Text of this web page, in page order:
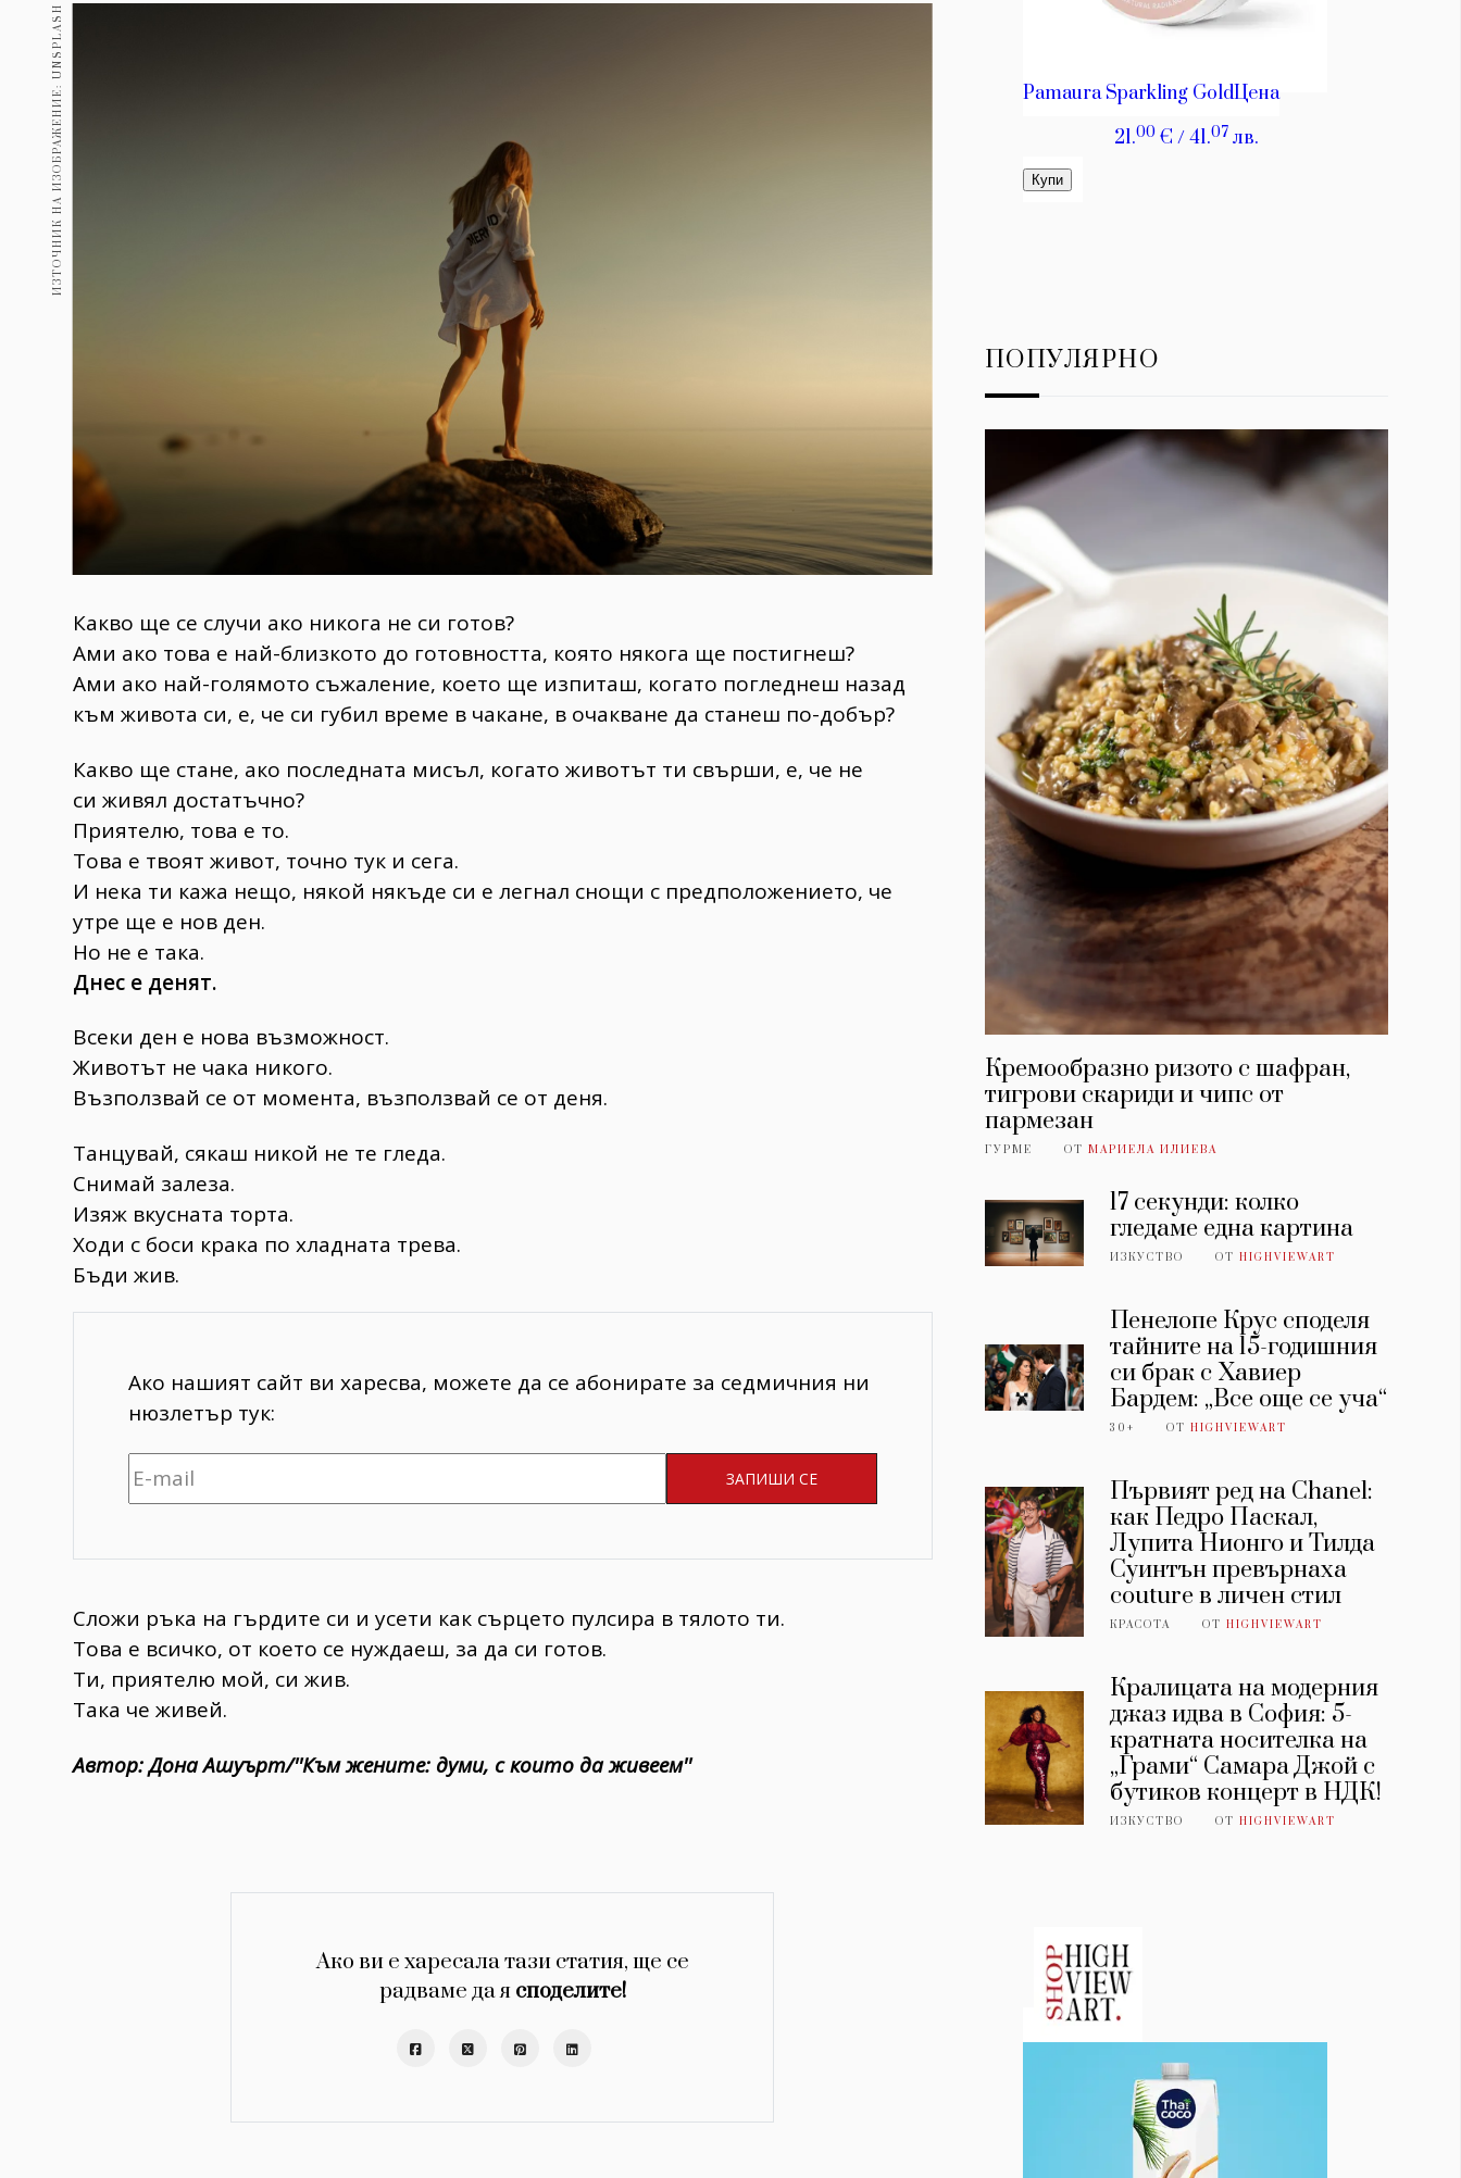
Пътувай
Здраве
Gentlemen
Wellness
ИЗТОЧНИК НА ИЗОБРАЖЕНИЕ: UNSPLASH
Какво ще се случи ако никога не си готов?
Ами ако това е най-близкото до готовността, която някога ще постигнеш?
Ами ако най-голямото съжаление, което ще изпиташ, когато погледнеш назад
към живота си, е, че си губил време в чакане, в очакване да станеш по-добър?
Какво ще стане, ако последната мисъл, когато животът ти свърши, е, че не
си живял достатъчно?
Приятелю, това е то.
Това е твоят живот, точно тук и сега.
И нека ти кажа нещо, някой някъде си е легнал снощи с предположението, че
утре ще е нов ден.
Но не е така.
Днес е денят.
Всеки ден е нова възможност.
Животът не чака никого.
Възползвай се от момента, възползвай се от деня.
Танцувай, сякаш никой не те гледа.
Снимай залеза.
Изяж вкусната торта.
Ходи с боси крака по хладната трева.
Бъди жив.
Ако нашият сайт ви харесва, можете да се абонирате за седмичния ни
нюзлетър тук:
Сложи ръка на гърдите си и усети как сърцето пулсира в тялото ти.
Това е всичко, от което се нуждаеш, за да си готов.
Ти, приятелю мой, си жив.
Така че живей.
Автор: Дона Ашуърт/''Към жените: думи, с които да живеем''
Ако ви е харесала тази статия, ще се
радваме да я споделите!
ПОПУЛЯРНО
Кремообразно ризото с шафран,
тигрови скариди и чипс от
пармезан
ГУРМЕ ОТ МАРИЕЛА ИЛИЕВА
17 секунди: колко
гледаме една картина
ИЗКУСТВО ОТHIGHVIEWART
Пенелопе Крус споделя
тайните на 15-годишния
си брак с Хавиер
Бардем: „Все още се уча“
30+ ОТHIGHVIEWART
Първият ред на Chanel:
как Педро Паскал,
Лупита Нионго и Тилда
Суинтън превърнаха
couture в личен стил
КРАСОТА ОТHIGHVIEWART
Кралицата на модерния
джаз идва в София: 5-
кратната носителка на
„Грами“ Самара Джой с
бутиков концерт в НДК!
ИЗКУСТВО ОТHIGHVIEWART